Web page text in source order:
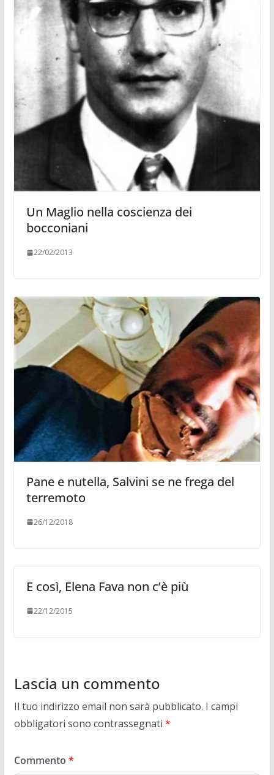
Un Maglio nella coscienza dei
bocconiani
22/02/2013
Pane e nutella, Salvini se ne frega del
terremoto
26/12/2018
E così, Elena Fava non c’è più
22/12/2015
Lascia un commento
Il tuo indirizzo email non sarà pubblicato. I campi
obbligatori sono contrassegnati *
Commento *